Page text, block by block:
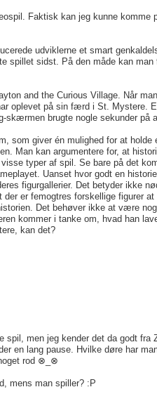
Faktisk kan jeg kunne
udviklerne et smart
spillet sidst. På den måde kan
and the Curious Village. Når
oplevet på sin færd i St. Mystere.
skærmen brugte nogle sekunder på
som giver én mulighed for at
Man kan argumentere for, at
typer af spil. Se bare på det
Uanset hvor godt en
figurgallerier. Det betyder ikke
der er femogtres forskellige figurer
Det behøver ikke at være
kommer i tanke om, hvad han
kan det?
men jeg kender det da godt
en lang pause. Hvilke døre har
rod ⊗_⊗
mens man spiller? :P